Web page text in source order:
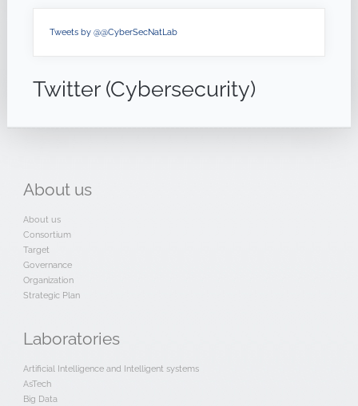
Tweets by @@CyberSecNatLab
Twitter (Cybersecurity)
About us
About us
Consortium
Target
Governance
Organization
Strategic Plan
Laboratories
Artificial Intelligence and Intelligent systems
AsTech
Big Data